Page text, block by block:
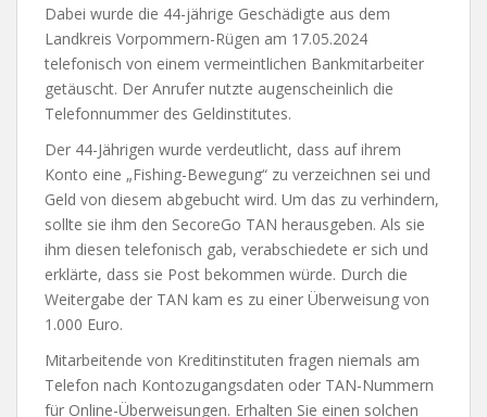
Dabei wurde die 44-jährige Geschädigte aus dem
Landkreis Vorpommern-Rügen am 17.05.2024
telefonisch von einem vermeintlichen Bankmitarbeiter
getäuscht. Der Anrufer nutzte augenscheinlich die
Telefonnummer des Geldinstitutes.
Der 44-Jährigen wurde verdeutlicht, dass auf ihrem
Konto eine „Fishing-Bewegung“ zu verzeichnen sei und
Geld von diesem abgebucht wird. Um das zu verhindern,
sollte sie ihm den SecoreGo TAN herausgeben. Als sie
ihm diesen telefonisch gab, verabschiedete er sich und
erklärte, dass sie Post bekommen würde. Durch die
Weitergabe der TAN kam es zu einer Überweisung von
1.000 Euro.
Mitarbeitende von Kreditinstituten fragen niemals am
Telefon nach Kontozugangsdaten oder TAN-Nummern
für Online-Überweisungen. Erhalten Sie einen solchen